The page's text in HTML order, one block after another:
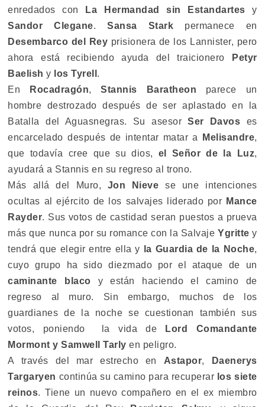
enredados con
La Hermandad sin Estandartes y
Sandor Clegane.Sansa Stark permanece en
Desembarco del Rey prisionera de los Lannister, pero
ahora está recibiendo ayuda del traicionero
Petyr
Baelish y los Tyrell .
En
Rocadragón,Stannis Baratheon parece un
hombre destrozado después de ser aplastado en la
Batalla del Aguasnegras. Su asesorSer Davos es
encarcelado después de intentar matar a
Melisandre,
que todavía cree que su dios, el Señor de la Luz,
ayudará a Stannis en su regreso al trono.
Más allá del Muro, Jon Nieve se une intenciones
ocultas al ejército de los salvajes liderado por Mance
Rayder. Sus votos de castidad seran puestos a prueva
más que nunca por su romance con la Salvaje Ygritte y
tendrá que elegir entre ella y
la Guardia de la Noche,
cuyo grupo ha sido diezmado por el ataque de un
caminante blaco y están haciendo el camino de
regreso al muro. Sin embargo, muchos de los
guardianes de la noche se cuestionan también sus
votos, poniendo la vida de
Lord Comandante
Mormont y Samwell Tarly en peligro.
A través del mar estrecho en Astapor,
Daenerys
Targaryen continúa su camino para recuperar los siete
reinos. Tiene un nuevo compañero en el ex miembro